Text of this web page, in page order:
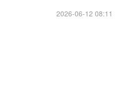
2026-06-12 08:11